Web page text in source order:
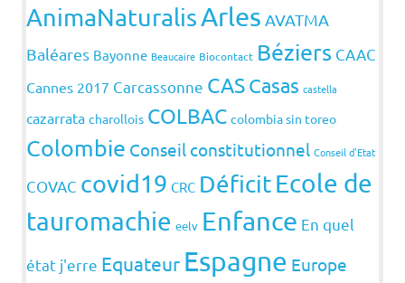
AnimaNaturalisArles AVATMA
Baléares Bayonne Beaucaire Biocontact Béziers CAAC
Cannes 2017 Carcassonne CASCasas castella
cazarrata charollois COLBAC colombia sin toreo
Colombie Conseil constitutionnel Conseil d'Etat
COVAC covid19 CRC DéficitEcole de
tauromachie eelv Enfance En quel
état j'erre Equateur Espagne Europe